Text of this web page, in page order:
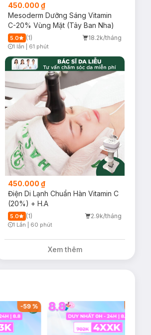
450.000 ₫
Mesoderm Dưỡng Sáng Vitamin
C-20% Vùng Mặt (Tây Ban Nha)
5.0 (1) 18.2k/tháng
Timer Gray Icon
1 lần 61 phút
450.000 ₫
Điện Di Lạnh Chuẩn Hàn Vitamin C
(20%) + H.A
5.0 (1) 2.9k/tháng
1 Lần 60 phút
Xem thêm
-59%